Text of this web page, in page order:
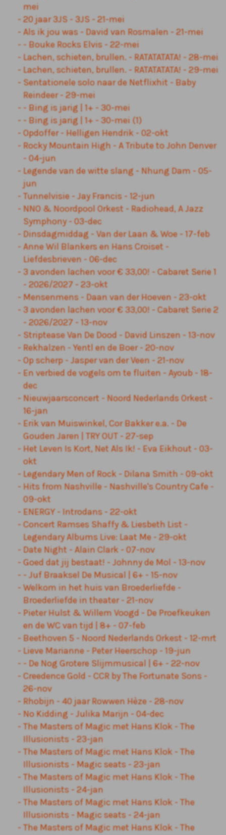
mei
20 jaar 3JS - 3JS - 21-mei
Als ik jou was - David van Rosmalen - 21-mei
- Bouke Rocks Elvis - 22-mei
Lachen, schieten, brullen. - RATATATATA! - 28-mei
Lachen, schieten, brullen. - RATATATATA! - 29-mei
Sentationele solo naar de Netflixhit - Baby
Reindeer - 29-mei
- Bing is jarig | 1+ - 30-mei
- Bing is jarig | 1+ - 30-mei (1)
Opdoffer - Helligen Hendrik - 02-okt
Rocky Mountain High - A Tribute to John Denver
- 04-jun
Legende van de witte slang - Nhung Dam - 05-
jun
Tunnelvisie - Jay Francis - 12-jun
NNO & Noordpool Orkest - Radiohead, A Jazz
Symphony - 03-dec
Dinsdagmiddag - Van der Laan & Woe - 17-feb
Anne Wil Blankers en Hans Croiset -
Liefdesbrieven - 06-dec
3 avonden lachen voor € 33,00! - Cabaret Serie 1
- 2026/2027 - 23-okt
Mensenmens - Daan van der Hoeven - 23-okt
3 avonden lachen voor € 33,00! - Cabaret Serie 2
- 2026/2027 - 13-nov
Striptease Van De Dood - David Linszen - 13-nov
Rekhalzen - Yentl en de Boer - 20-nov
Op scherp - Jasper van der Veen - 21-nov
En verbied de vogels om te fluiten - Ayoub - 18-
dec
Nieuwjaarsconcert - Noord Nederlands Orkest -
16-jan
Erik van Muiswinkel, Cor Bakker e.a. - De
Gouden Jaren | TRY OUT - 27-sep
Het Leven Is Kort, Net Als Ik! - Eva Eikhout - 03-
okt
Legendary Men of Rock - Dilana Smith - 09-okt
Hits from Nashville - Nashville's Country Cafe -
09-okt
ENERGY - Introdans - 22-okt
Concert Ramses Shaffy & Liesbeth List -
Legendary Albums Live: Laat Me - 29-okt
Date Night - Alain Clark - 07-nov
Goed dat jij bestaat! - Johnny de Mol - 13-nov
- Juf Braaksel De Musical | 6+ - 15-nov
Welkom in het huis van Broederliefde -
Broederliefde in theater - 21-nov
Pieter Hulst & Willem Voogd - De Proefkeuken
en de WC van tijd | 8+ - 07-feb
Beethoven 5 - Noord Nederlands Orkest - 12-mrt
Lieve Marianne - Peter Heerschop - 19-jun
- De Nog Grotere Slijmmusical | 6+ - 22-nov
Creedence Gold - CCR by The Fortunate Sons -
26-nov
Rhobijn - 40 jaar Rowwen Hèze - 28-nov
No Kidding - Julika Marijn - 04-dec
The Masters of Magic met Hans Klok - The
Illusionists - 23-jan
The Masters of Magic met Hans Klok - The
Illusionists - Magic seats - 23-jan
The Masters of Magic met Hans Klok - The
Illusionists - 24-jan
The Masters of Magic met Hans Klok - The
Illusionists - Magic seats - 24-jan
The Masters of Magic met Hans Klok - The